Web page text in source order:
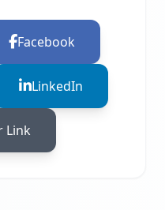
Facebook
LinkedIn
Link